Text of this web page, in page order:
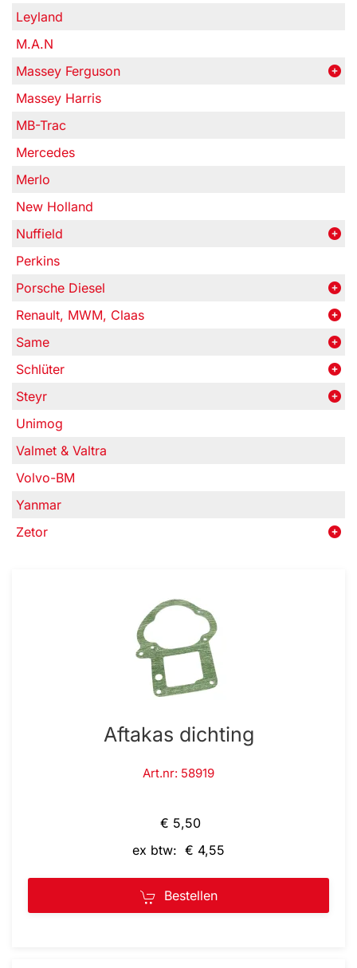
Leyland
M.A.N
Massey Ferguson
Massey Harris
MB-Trac
Mercedes
Merlo
New Holland
Nuffield
Perkins
Porsche Diesel
Renault, MWM, Claas
Same
Schlüter
Steyr
Unimog
Valmet & Valtra
Volvo-BM
Yanmar
Zetor
Aftakas dichting
Art.nr: 58919
€ 5,50
ex btw: € 4,55
Bestellen